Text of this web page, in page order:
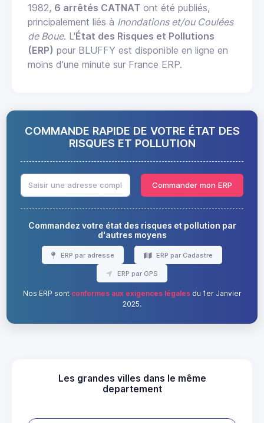
1982, 6 arrêtés CATNAT ont été publiés,
principalement liés à Inondations et/ou Coulées
de Boue. L'État des Risques et Pollutions
(ERP) pour BLUFFY est disponible en ligne en
moins d'une minute sur France ERP.
COMMANDE RAPIDE DE VOTRE ÉTAT DES
RISQUES ET POLLUTION
Commander mon ERP
Commandez votre état des risques et pollution par
d'autres moyens
ERP par adresse ERP par Cadastre
ERP par GPS
Nos ERP sont conformes aux exigences légalesdu 1er Janvier
2025.
Les grandes villes dans le même
departement